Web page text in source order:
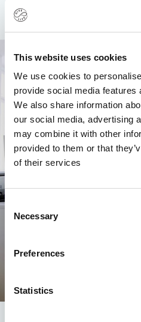
This website uses cookies
We use cookies to
provide social media features
We also share information
our social media, advertising
may combine it with other
provided to them or that
of their services
Consent
Selection
Necessary
Preferences
Statistics